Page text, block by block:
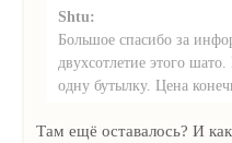
Shtu:
Большое спасибо за
двухсотлетие этого
одну бутылку. Цена
Там ещё оставалось? И